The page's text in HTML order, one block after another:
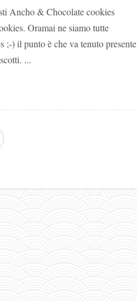
Ancho & Chocolate cookies
Oramai ne siamo tutte
;-) il punto è che va tenuto presente
...